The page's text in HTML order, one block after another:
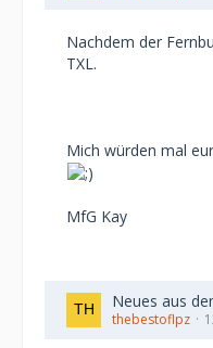
Nachdem der
TXL.
Mich würden mal
MfG Kay
Neues aus
thebestoflpz